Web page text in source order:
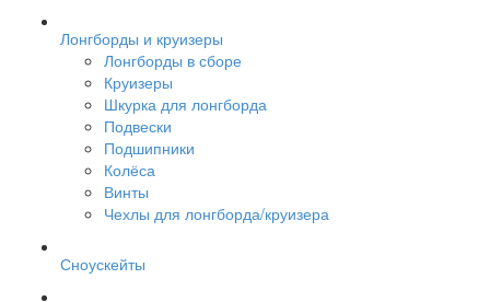
Лонгборды и круизеры
Лонгборды в сборе
Круизеры
Шкурка для лонгборда
Подвески
Подшипники
Колёса
Винты
Чехлы для лонгборда/круизера
Сноускейты